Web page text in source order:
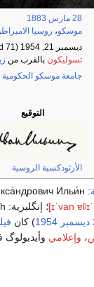
28 مارس
1883
موسكو، روسيا
ديسمبر 21, 1954
(aged 71)
تسوليكون بالقرب من
جامعة موسكو الحكومية
التوقيع
الأرثوذكسية الروسية
:
Ильи́н
؛ إنگليزية:
1954) كان
، وإعلامي وأيديولوگ